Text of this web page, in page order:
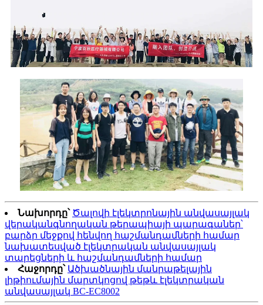
Նախորդը՝ Ծալովի էլեկտրոնային անվասայլակ
վերականգնողական թերապիայի պարագաներ՝
բարձր մեջքով հենվող հաշմանդամների համար
նախատեսված էլեկտրական անվասայլակ
տարեցների և հաշմանդամների համար
Հաջորդը՝ Ածխածնային մանրաթելային
լիթիումային մարտկոցով թեթև էլեկտրական
անվասայլակ BC-EC8002